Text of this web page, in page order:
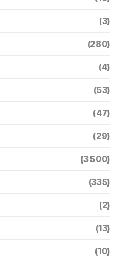
(3)
(280)
(4)
(53)
(47)
(29)
(3 500)
(335)
(2)
(13)
(10)